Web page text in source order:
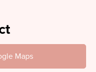
Maps